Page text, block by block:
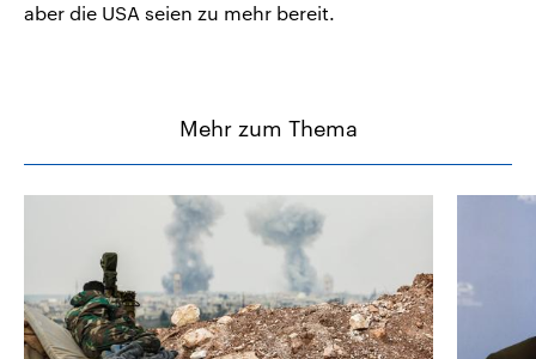
aber die USA seien zu mehr bereit.
Mehr zum Thema